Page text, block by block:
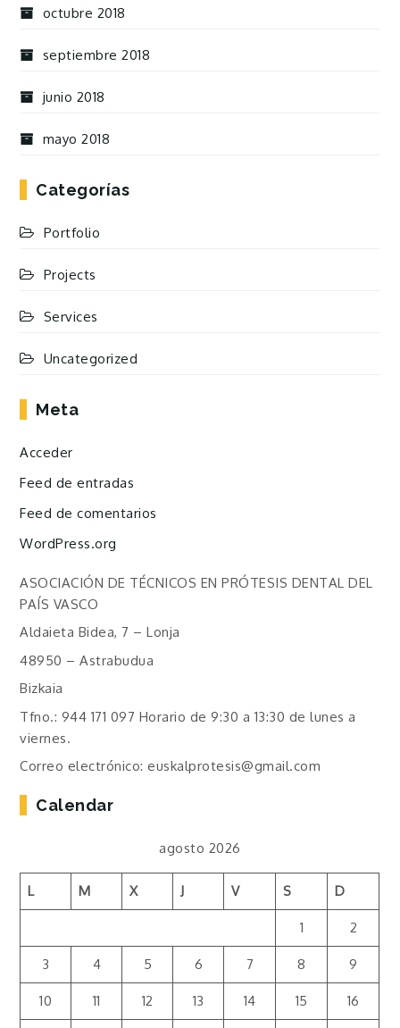
octubre 2018
septiembre 2018
junio 2018
mayo 2018
Categorías
Portfolio
Projects
Services
Uncategorized
Meta
Acceder
Feed de entradas
Feed de comentarios
WordPress.org
ASOCIACIÓN DE TÉCNICOS EN PRÓTESIS DENTAL DEL
PAÍS VASCO
Aldaieta Bidea, 7 – Lonja
48950 – Astrabudua
Bizkaia
Tfno.: 944 171 097 Horario de 9:30 a 13:30 de lunes a
viernes.
Correo electrónico: euskalprotesis@gmail.com
Calendar
agosto 2026
L M X J V S D
1 2
3 4 5 6 7 8 9
10 11 12 13 14 15 16